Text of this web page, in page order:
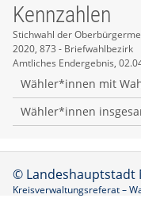
Kennzahlen
Kennzahlen
Stichwahl der
2020, 873 - Briefwahlbezirk
Amtliches Endergebnis,
Wähler*innen mit
Wähler*innen
© Landeshauptstadt
Kreisverwaltungsreferat –